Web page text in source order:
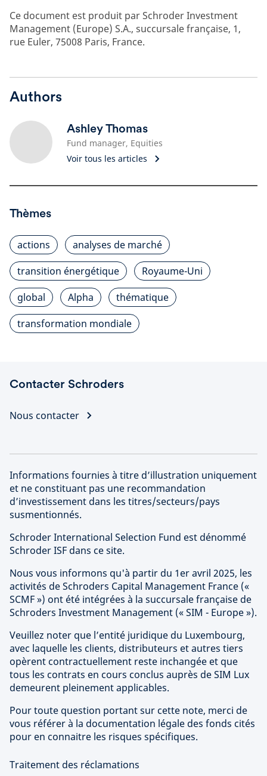
Ce document est produit par Schroder Investment
Management (Europe) S.A., succursale française, 1,
rue Euler, 75008 Paris, France.
Authors
Ashley Thomas
Fund manager, Equities
Voir tous les articles
Thèmes
actions
analyses de marché
transition énergétique
Royaume-Uni
global
Alpha
thématique
transformation mondiale
Contacter Schroders
Nous contacter
Informations fournies à titre d’illustration uniquement
et ne constituant pas une recommandation
d’investissement dans les titres/secteurs/pays
susmentionnés.
Schroder International Selection Fund est dénommé
Schroder ISF dans ce site.
Nous vous informons qu'à partir du 1er avril 2025, les
activités de Schroders Capital Management France («
SCMF ») ont été intégrées à la succursale française de
Schroders Investment Management (« SIM - Europe »).
Veuillez noter que l’entité juridique du Luxembourg,
avec laquelle les clients, distributeurs et autres tiers
opèrent contractuellement reste inchangée et que
tous les contrats en cours conclus auprès de SIM Lux
demeurent pleinement applicables.
Pour toute question portant sur cette note, merci de
vous référer à la documentation légale des fonds cités
pour en connaitre les risques spécifiques.
Traitement des réclamations